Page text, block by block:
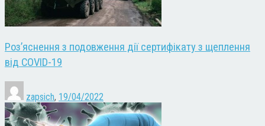
Роз’яснення з подовження дії сертифікату з щеплення
від COVID-19
zapsich, 19/04/2022